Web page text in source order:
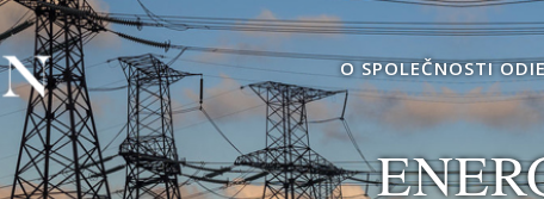
O SPOLEČNOSTI
0
1